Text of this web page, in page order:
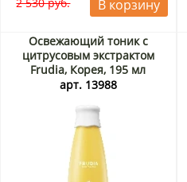
2 530 руб. В корзину
Освежающий тоник с
цитрусовым экстрактом
Frudia, Корея, 195 мл
арт. 13988